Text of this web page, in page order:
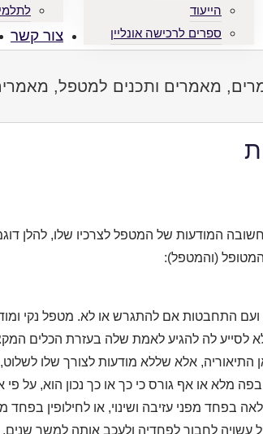
הייעוד
ספרים לרכישה אונליין
צור קשר
, מאמרים ותכנים למטפל,
המודעות של המטפל לצרכיו שלו, להלן
(והמטפל):
ועם התחבטות אם להתגרש או לא. מטפל נקי
לה להגיע לאמת שלה בעזרת הכלים
אלא שללא מודעות לצורך שלו
בפה מלא או אף גורס כי כך או כך נכון הוא, על
בפחד מפני עזיבה ושינוי, או לחילופין בפחד
עשויה לחבור לפחדיה ולעכב אותה למשך